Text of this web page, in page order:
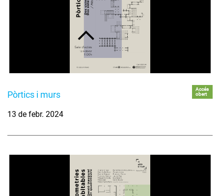
Pòrtics i murs
Accés
obert
13 de febr. 2024